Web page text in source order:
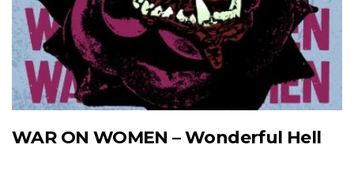
WAR ON WOMEN – Wonderful Hell